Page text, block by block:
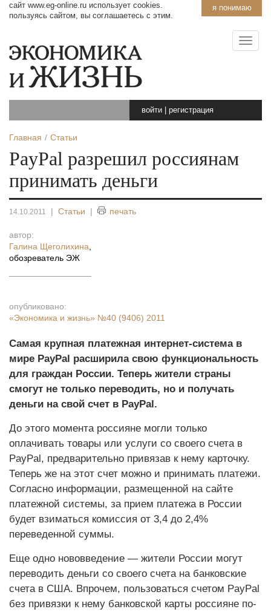
я понимаю
сайт www.eg-online.ru использует cookies.
пользуясь сайтом, вы соглашаетесь с этим.
войти регистрация
Главная Статьи
PayPal разрешил россиянам
принимать деньги
14.10.2011 | Статьи | печать
автор:
Галина Щеголихина
обозреватель ЭЖ
опубликовано:
«Экономика и жизнь» №40 (9406) 2011
Самая крупная платежная интернет-система в
мире PayPal расширила свою функциональность
для граждан России. Теперь жители страны
смогут не только переводить, но и получать
деньги на свой счет в PayPal.
До этого момента россияне могли только
оплачивать товары или услуги со своего счета в
PayPal, предварительно привязав к нему карточку.
Теперь же на этот счет можно и принимать платежи.
Согласно информации, размещенной на сайте
платежной системы, за прием платежа в России
будет взиматься комиссия от 3,4 до 2,4%
переведенной суммы.
Еще одно нововведение — жители России могут
переводить деньги со своего счета на банковские
счета в США. Впрочем, пользоваться счетом PayPal
без привязки к нему банковской карты россияне по-